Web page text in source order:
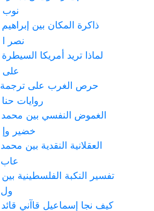
نوب
ذاكرة المكان بين إبراهيم
نصر ا
لماذا تريد أمريكا السيطرة
على
حرص الغرب على ترجمة
روايات حنا
الغموض النفسي بين محمد
خضير وإ
العقلانية النقدية بين محمد
عاب
تفسير النكبة الفلسطينية بين
ول
كيف نجا إسماعيل قاآني قائد